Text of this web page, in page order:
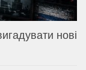
нові